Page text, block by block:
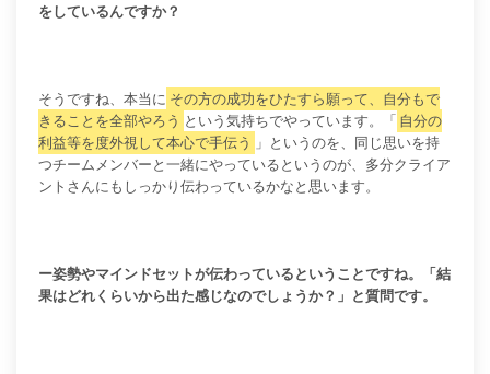
をしているんですか？
そうですね、本当に その方の成功をひたすら願って、自分もで
きることを全部やろう という気持ちでやっています。「 自分の
利益等を度外視して本心で手伝う
」というのを、
同じ思いを持
つチームメンバーと一緒にやっている というのが、多分クライア
ントさんにもしっかり伝わっているかなと思います。
ー姿勢やマインドセットが伝わっているということですね。「結
果はどれくらいから出た感じなのでしょうか？」と質問です。